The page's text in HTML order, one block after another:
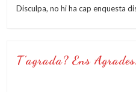
Disculpa, no hi ha cap enquesta
T’agrada? Ens